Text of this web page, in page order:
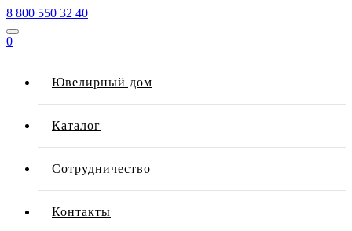
8 800 550 32 40
0
Ювелирный дом
Каталог
Сотрудничество
Контакты